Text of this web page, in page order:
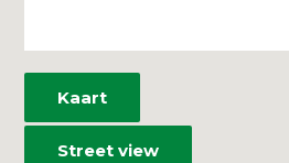
Kaart
Street view